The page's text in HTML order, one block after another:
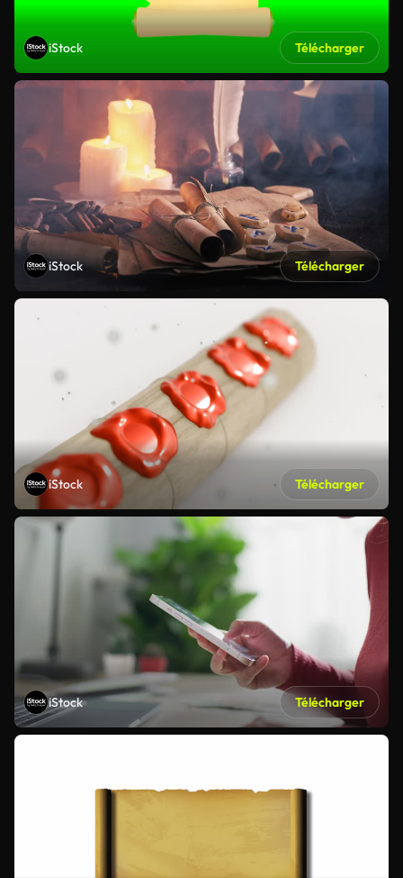
iStock Télécharger
iStock Télécharger
iStock Télécharger
iStock Télécharger